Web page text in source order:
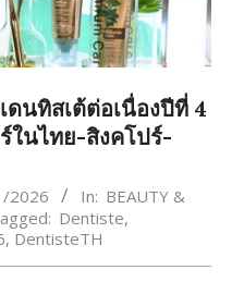
นทิสเต้ต่อเนื่องปีที่ 4
ในไทย-สิงคโปร์-
2026 In: BEAUTY &
Dentiste,
, DentisteTH